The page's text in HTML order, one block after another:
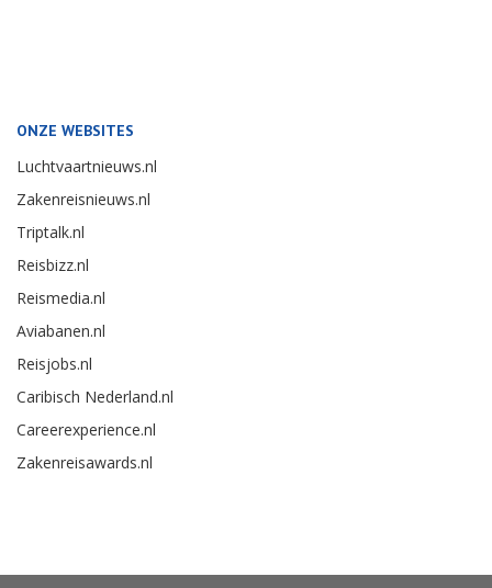
ONZE WEBSITES
Luchtvaartnieuws.nl
Zakenreisnieuws.nl
Triptalk.nl
Reisbizz.nl
Reismedia.nl
Aviabanen.nl
Reisjobs.nl
Caribisch Nederland.nl
Careerexperience.nl
Zakenreisawards.nl